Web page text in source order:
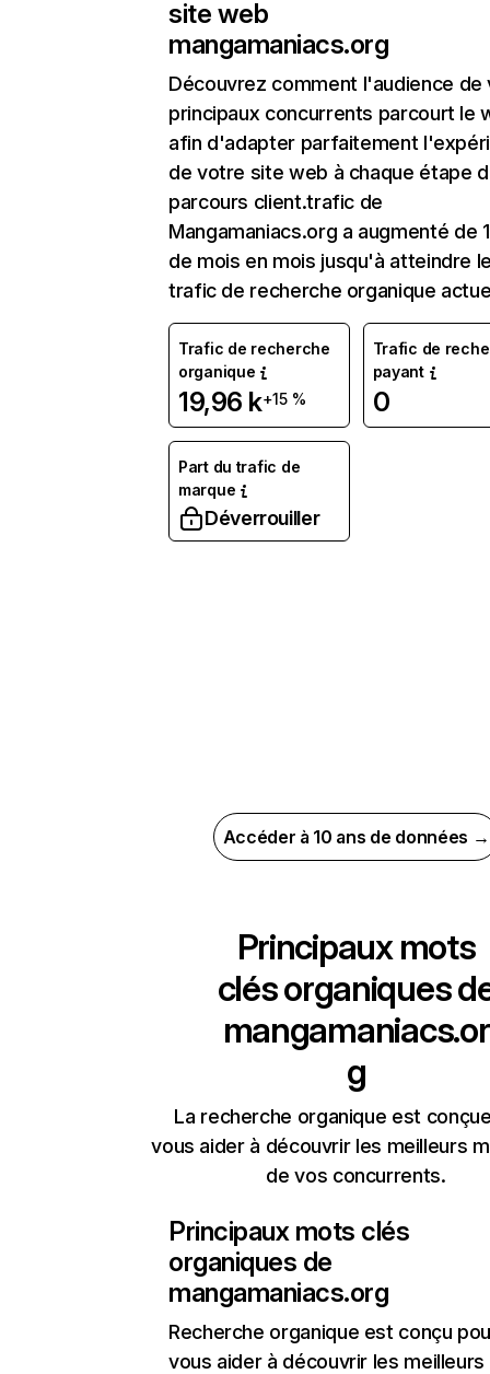
site web
mangamaniacs.org
Découvrez comment l'audience de
principaux concurrents parcourt le
afin d'adapter parfaitement
de votre site web à chaque étape
parcours client.trafic de
Mangamaniacs.org a augmenté de
de mois en mois jusqu'à atteindre
trafic de recherche organique
Trafic de recherche
organique
19,96 k+15 %
Trafic de
payant
0
Part du trafic de
marque
Déverrouiller
Accéder à 10 ans de données →
Principaux mots
clés organiques
mangamaniacs.or
g
La recherche organique est
vous aider à découvrir les meilleurs
de vos concurrents.
Principaux mots clés
organiques de
mangamaniacs.org
Recherche organique est conçu
vous aider à découvrir les